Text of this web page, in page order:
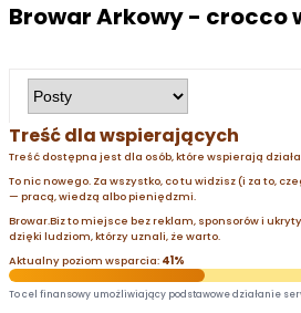
Browar Arkowy - crocco
Treść dla wspierających
Treść dostępna jest dla osób, które wspierają
To nic nowego. Za wszystko, co tu widzisz (i za to,
— pracą, wiedzą albo pieniędzmi.
Browar.Biz to miejsce bez reklam, sponsorów i
dzięki ludziom, którzy uznali, że warto.
Aktualny poziom wsparcia: 41%
To cel finansowy umożliwiający podstawowe działanie